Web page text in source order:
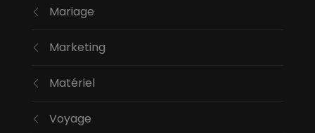
Mariage
Marketing
Matériel
Voyage